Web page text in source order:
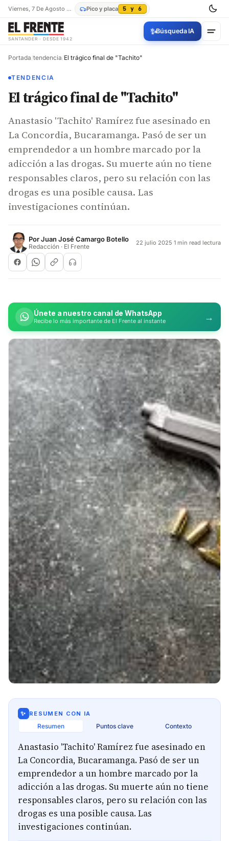
Viernes, 7 De Agosto De 2026 Pico y placa 5 y 6
SANTANDER · DESDE 1942
✨Búsqueda IA
Portada/tendencia/El trágico final de "Tachito"
TENDENCIA
El trágico final de "Tachito"
Anastasio 'Tachito' Ramírez fue asesinado en
La Concordia, Bucaramanga. Pasó de ser un
emprendedor a un hombre marcado por la
adicción a las drogas. Su muerte aún no tiene
responsables claros, pero su relación con las
drogas es una posible causa. Las
investigaciones continúan.
PorJuan José Camargo Botello
Redacción · El Frente 22 julio 2025·1 min read lectura
Únete a nuestro canal de WhatsApp
Recibe lo más importante de El Frente al instante →
✨ RESUMEN CON IA
Resumen Puntos clave Contexto
Anastasio 'Tachito' Ramírez fue asesinado en
La Concordia, Bucaramanga. Pasó de ser un
emprendedor a un hombre marcado por la
adicción a las drogas. Su muerte aún no tiene
responsables claros, pero su relación con las
drogas es una posible causa. Las
investigaciones continúan.